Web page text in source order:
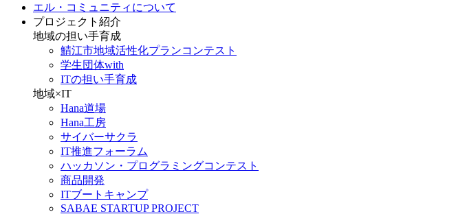
エル・コミュニティについて
プロジェクト紹介
地域の担い手育成
鯖江市地域活性化プランコンテスト
学生団体with
ITの担い手育成
地域×IT
Hana道場
Hana工房
サイバーサクラ
IT推進フォーラム
ハッカソン・プログラミングコンテスト
商品開発
ITブートキャンプ
SABAE STARTUP PROJECT